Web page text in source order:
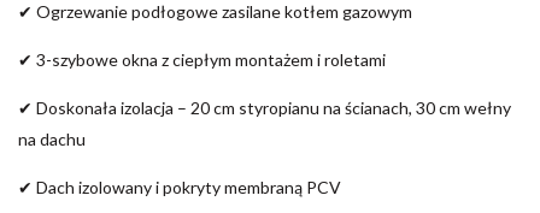
✔ Ogrzewanie podłogowe zasilane kotłem gazowym
✔ 3-szybowe okna z ciepłym montażem i roletami
✔ Doskonała izolacja – 20 cm styropianu na ścianach, 30 cm wełny
na dachu
✔ Dach izolowany i pokryty membraną PCV